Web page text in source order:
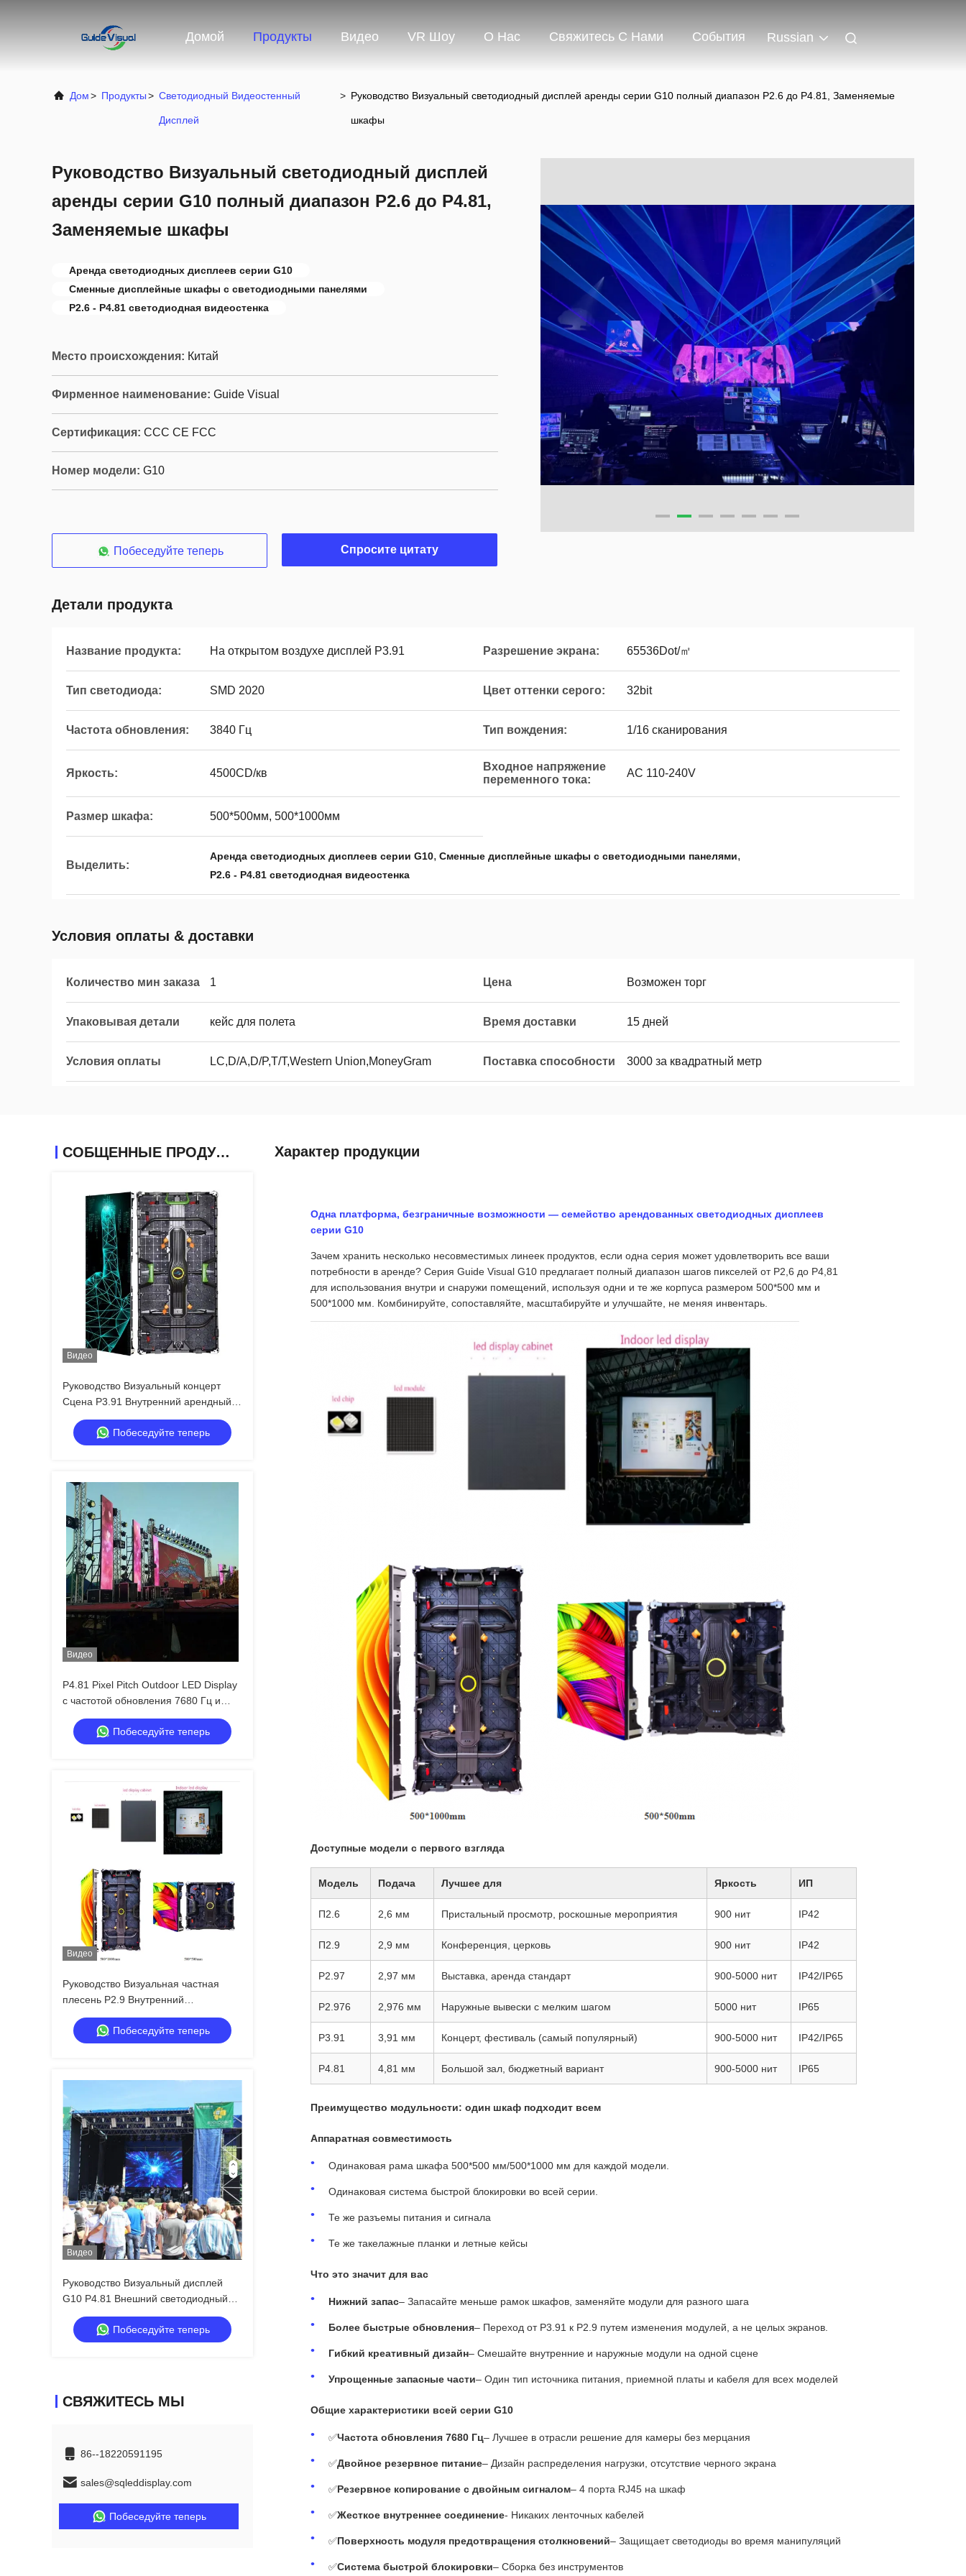
Домой Продукты Видео VR Шоу О Нас Свяжитесь С Нами События Russian
Дом> Продукты> Светодиодный Видеостенный
Дисплей
> Руководство Визуальный светодиодный дисплей аренды серии G10 полный диапазон P2.6 до P4.81, Заменяемые
шкафы
Руководство Визуальный светодиодный дисплей
аренды серии G10 полный диапазон P2.6 до P4.81,
Заменяемые шкафы
Аренда светодиодных дисплеев серии G10
Сменные дисплейные шкафы с светодиодными панелями
P2.6 - P4.81 светодиодная видеостенка
Место происхождения: Китай
Фирменное наименование: Guide Visual
Сертификация: CCC CE FCC
Номер модели: G10
Побеседуйте теперь Спросите цитату
Детали продукта
Название продукта: На открытом воздухе дисплей P3.91 Разрешение экрана: 65536Dot/㎡
Тип светодиода: SMD 2020 Цвет оттенки серого: 32bit
Частота обновления: 3840 Гц Тип вождения: 1/16 сканирования
Яркость: 4500CD/кв
Входное напряжение
переменного тока:
AC 110-240V
Размер шкафа: 500*500мм, 500*1000мм
Выделить:
Аренда светодиодных дисплеев серии G10, Сменные дисплейные шкафы с светодиодными панелями,
P2.6 - P4.81 светодиодная видеостенка
Условия оплаты & доставки
Количество мин заказа 1 Цена Возможен торг
Упаковывая детали кейс для полета Время доставки 15 дней
Условия оплаты LC,D/A,D/P,T/T,Western Union,MoneyGram Поставка способности 3000 за квадратный метр
СОБЩЕННЫЕ ПРОДУКТЫ
Видео
Руководство Визуальный концерт
Сцена P3.91 Внутренний арендный
светодиодный дисплей для туров,
быстрое блокирование двойного
резервного копирования
Побеседуйте теперь
Видео
P4.81 Pixel Pitch Outdoor LED Display
с частотой обновления 7680 Гц и
водонепроницаемостью IP65 для
аренды и мероприятий
Побеседуйте теперь
Видео
Руководство Визуальная частная
плесень P2.9 Внутренний
арендованный светодиодный
дисплей против общественной
плесень, более сильный кабинет
Побеседуйте теперь
Видео
Руководство Визуальный дисплей
G10 P4.81 Внешний светодиодный
дисплей
Побеседуйте теперь
СВЯЖИТЕСЬ МЫ
86--18220591195
sales@sqleddisplay.com
Побеседуйте теперь
Характер продукции
Одна платформа, безграничные возможности — семейство арендованных светодиодных дисплеев
серии G10
Зачем хранить несколько несовместимых линеек продуктов, если одна серия может удовлетворить все ваши
потребности в аренде? Серия Guide Visual G10 предлагает полный диапазон шагов пикселей от P2,6 до P4,81
для использования внутри и снаружи помещений, используя одни и те же корпуса размером 500*500 мм и
500*1000 мм. Комбинируйте, сопоставляйте, масштабируйте и улучшайте, не меняя инвентарь.
Доступные модели с первого взгляда
Модель Подача Лучшее для Яркость ИП
П2.6 2,6 мм Пристальный просмотр, роскошные мероприятия 900 нит IP42
П2.9 2,9 мм Конференция, церковь 900 нит IP42
P2.97 2,97 мм Выставка, аренда стандарт 900‑5000 нит IP42/IP65
P2.976 2,976 мм Наружные вывески с мелким шагом 5000 нит IP65
P3.91 3,91 мм Концерт, фестиваль (самый популярный) 900‑5000 нит IP42/IP65
P4.81 4,81 мм Большой зал, бюджетный вариант 900‑5000 нит IP65
Преимущество модульности: один шкаф подходит всем
Аппаратная совместимость
Одинаковая рама шкафа 500*500 мм/500*1000 мм для каждой модели.
Одинаковая система быстрой блокировки во всей серии.
Те же разъемы питания и сигнала
Те же такелажные планки и летные кейсы
Что это значит для вас
Нижний запас– Запасайте меньше рамок шкафов, заменяйте модули для разного шага
Более быстрые обновления– Переход от P3.91 к P2.9 путем изменения модулей, а не целых экранов.
Гибкий креативный дизайн– Смешайте внутренние и наружные модули на одной сцене
Упрощенные запасные части– Один тип источника питания, приемной платы и кабеля для всех моделей
Общие характеристики всей серии G10
✅Частота обновления 7680 Гц– Лучшее в отрасли решение для камеры без мерцания
✅Двойное резервное питание– Дизайн распределения нагрузки, отсутствие черного экрана
✅Резервное копирование с двойным сигналом– 4 порта RJ45 на шкаф
✅Жесткое внутреннее соединение- Никаких ленточных кабелей
✅Поверхность модуля предотвращения столкновений– Защищает светодиоды во время манипуляций
✅Система быстрой блокировки– Сборка без инструментов